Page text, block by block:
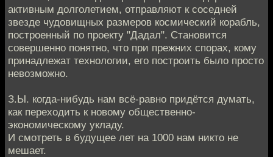
активным долголетием, отправляют к соседней
звезде чудовищных размеров космический корабль,
построенный по проекту "Дадал". Становится
совершенно понятно, что при прежних спорах, кому
принадлежат технологии, его построить было просто
невозможно.
З.Ы. когда-нибудь нам всё-равно придётся думать,
как переходить к новому общественно-
экономическому укладу.
И смотреть в будущее лет на 1000 нам никто не
мешает.